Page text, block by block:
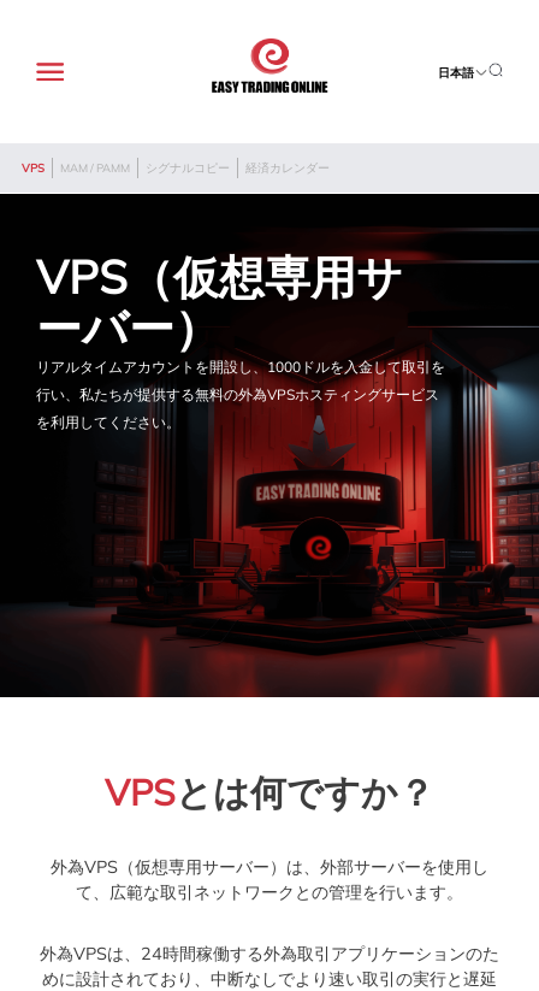
日本語
VPS MAM / PAMM シグナルコピー 経済カレンダー
VPS（仮想専用サ
ーバー）
リアルタイムアカウントを開設し、1000ドルを入金して取引を
行い、私たちが提供する無料の外為VPSホスティングサービス
を利用してください。
VPSとは何ですか？
外為VPS（仮想専用サーバー）は、外部サーバーを使用し
て、広範な取引ネットワークとの管理を行います。
外為VPSは、24時間稼働する外為取引アプリケーションのた
めに設計されており、中断なしでより速い取引の実行と遅延